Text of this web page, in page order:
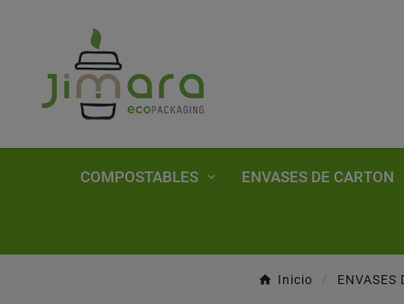
COMPOSTABLES ENVASES DE CARTON
Inicio ENVASES